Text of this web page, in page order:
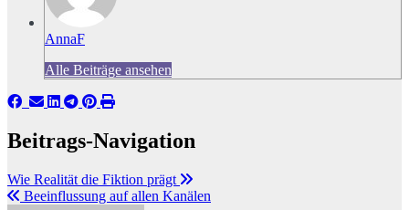
AnnaF
Alle Beiträge ansehen
Beitrags-Navigation
Wie Realität die Fiktion prägt
Beeinflussung auf allen Kanälen